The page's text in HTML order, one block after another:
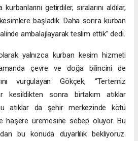
getirdiler, sıralarını aldılar,
başladık. Daha sonra kurban
ambalajlayarak teslim ettik” dedi.
yalnızca kurban kesim hizmeti
zamanda çevre ve doğa bilincini de
vurgulayan Gökçek, “Tertemiz
kesildikten sonra birtakım atıklar
atıklar da şehir merkezinde kötü
haşere üremesine sebep oluyor. Bu
bu konuda duyarlılık bekliyoruz.